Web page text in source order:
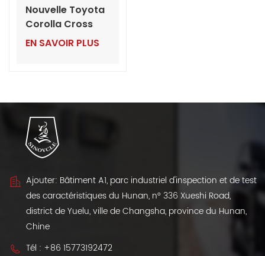
Nouvelle Toyota
Corolla Cross
Hybrid 2.0L
EN SAVOIR PLUS
Ajouter: Bâtiment A1, parc industriel d'inspection et de test
des caractéristiques du Hunan, n° 336 Xueshi Road,
district de Yuelu, ville de Changsha, province du Hunan,
Chine
Tél : +86 15773192472